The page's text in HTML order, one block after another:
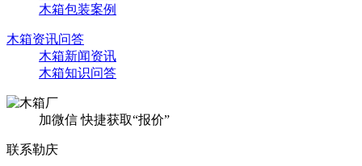
木箱包装案例
木箱资讯问答
木箱新闻资讯
木箱知识问答
加微信 快捷获取“报价”
联系勒庆